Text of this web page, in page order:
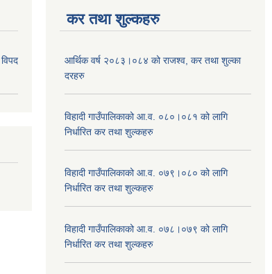
कर तथा शुल्कहरु
आर्थिक वर्ष २०८३।०८४ को राजश्व, कर तथा शुल्का
दरहरु
विहादी गाउँपालिकाको आ.व. ०८०।०८१ को लागि
निर्धारित कर तथा शुल्कहरु
विहादी गाउँपालिकाको आ.व. ०७९।०८० को लागि
निर्धारित कर तथा शुल्कहरु
विहादी गाउँपालिकाको आ.व. ०७८।०७९ को लागि
निर्धारित कर तथा शुल्कहरु